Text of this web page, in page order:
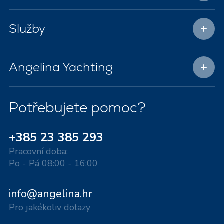
Služby
Angelina Yachting
Potřebujete pomoc?
+385 23 385 293
Pracovní doba:
Po - Pá 08:00 - 16:00
info@angelina.hr
Pro jakékoliv dotazy